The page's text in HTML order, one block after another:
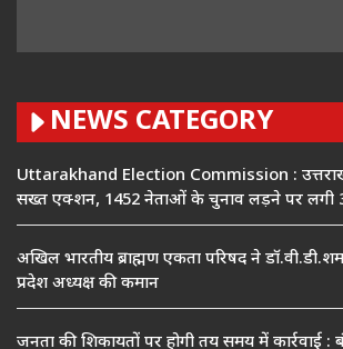
NEWS CATEGORY
Uttarakhand Election Commission :
सख्त एक्शन, 1452 नेताओं के चुनाव लड़ने पर लगी
अखिल भारतीय ब्राह्मण एकता परिषद ने
प्रदेश अध्यक्ष की कमान
जनता की शिकायतों पर होगी तय समय में कार्रवाई :